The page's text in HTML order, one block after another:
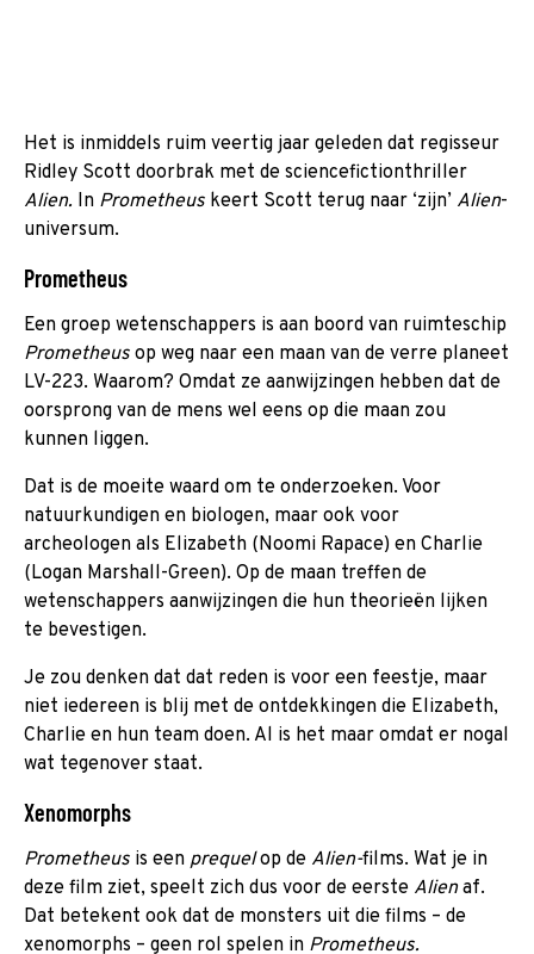
Het is inmiddels ruim veertig jaar geleden dat regisseur
Ridley Scott doorbrak met de sciencefictionthriller
Alien. In Prometheus keert Scott terug naar ‘zijn’ Alien-
universum.
Prometheus
Een groep wetenschappers is aan boord van ruimteschip
Prometheus op weg naar een maan van de verre planeet
LV-223. Waarom? Omdat ze aanwijzingen hebben dat de
oorsprong van de mens wel eens op die maan zou
kunnen liggen.
Dat is de moeite waard om te onderzoeken. Voor
natuurkundigen en biologen, maar ook voor
archeologen als Elizabeth (Noomi Rapace) en Charlie
(Logan Marshall-Green). Op de maan treffen de
wetenschappers aanwijzingen die hun theorieën lijken
te bevestigen.
Je zou denken dat dat reden is voor een feestje, maar
niet iedereen is blij met de ontdekkingen die Elizabeth,
Charlie en hun team doen. Al is het maar omdat er nogal
wat tegenover staat.
Xenomorphs
Prometheus is een prequelop de Alien-films. Wat je in
deze film ziet, speelt zich dus voor de eerste Alienaf.
Dat betekent ook dat de monsters uit die films – de
xenomorphs – geen rol spelen in Prometheus.